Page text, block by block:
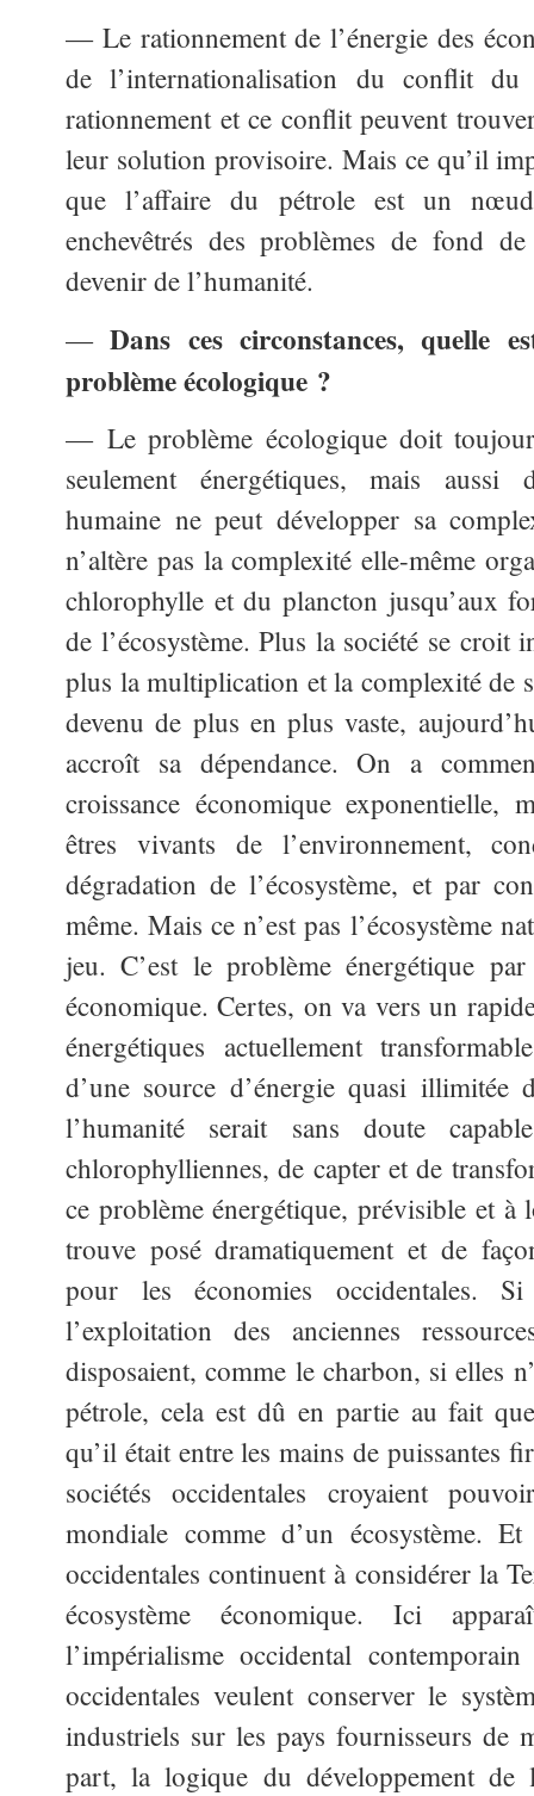
— Le rationnement de l’énergie des
de l’internationalisation du conflit du
rationnement et ce conflit peuvent
leur solution provisoire. Mais ce qu’il
que l’affaire du pétrole est un
enchevêtrés des problèmes de fond
devenir de l’humanité.
—Dans ces circonstances, quelle
problème écologique ?
— Le problème écologique doit
seulement énergétiques, mais aussi
humaine ne peut développer sa
n’altère pas la complexité elle-même
chlorophylle et du plancton jusqu’aux
de l’écosystème. Plus la société se croit
plus la multiplication et la complexité de
devenu de plus en plus vaste,
accroît sa dépendance. On a
croissance économique exponentielle,
êtres vivants de l’environnement,
dégradation de l’écosystème, et par
même. Mais ce n’est pas l’écosystème
jeu. C’est le problème énergétique
économique. Certes, on va vers un
énergétiques actuellement
d’une source d’énergie quasi illimitée
l’humanité serait sans doute
chlorophylliennes, de capter et de
ce problème énergétique, prévisible et à
trouve posé dramatiquement et de
pour les économies occidentales.
l’exploitation des anciennes
disposaient, comme le charbon, si elles
pétrole, cela est dû en partie au fait
qu’il était entre les mains de puissantes
sociétés occidentales croyaient
mondiale comme d’un écosystème.
occidentales continuent à considérer la
écosystème économique. Ici
l’impérialisme occidental
occidentales veulent conserver le
industriels sur les pays fournisseurs de
part, la logique du développement de